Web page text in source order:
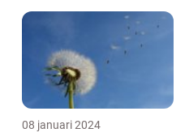
08 januari 2024